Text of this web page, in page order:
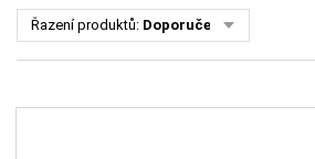
Řazení produktů: Doporučené